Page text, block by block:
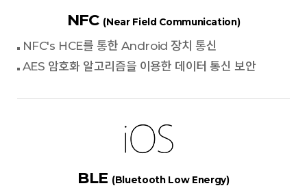
NFC (Near Field Communication)
NFC's HCE를 통한 Android 장치 통신
AES 암호화 알고리즘을 이용한 데이터 통신 보안
BLE (Bluetooth Low Energy)